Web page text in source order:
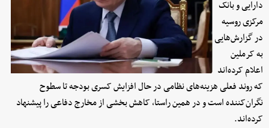
دارایی و بانک
مرکزی روسیه
در گزارش‌هایی
به کرملین
اعلام کرده‌اند
که روند فعلی هزینه‌های نظامی در حال افزایش کسری بودجه تا سطوح
نگران‌کننده است و در همین راستا، کاهش بخشی از مخارج دفاعی را پیشنهاد
کرده‌اند.